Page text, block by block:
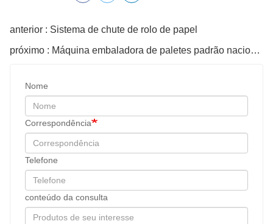
anterior : Sistema de chute de rolo de papel
próximo : Máquina embaladora de paletes padrão nacional
Nome
Correspondência
Telefone
conteúdo da consulta